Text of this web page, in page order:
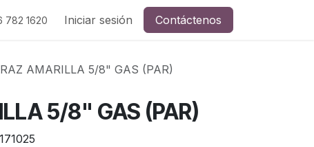
782 1620 Iniciar sesión Contáctenos
AMARILLA 5/8" GAS (PAR)
5/8" GAS (PAR)